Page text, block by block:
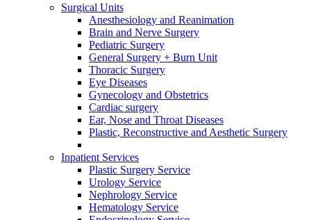
Surgical Units
Anesthesiology and Reanimation
Brain and Nerve Surgery
Pediatric Surgery
General Surgery + Burn Unit
Thoracic Surgery
Eye Diseases
Gynecology and Obstetrics
Cardiac surgery
Ear, Nose and Throat Diseases
Plastic, Reconstructive and Aesthetic Surgery
Inpatient Services
Plastic Surgery Service
Urology Service
Nephrology Service
Hematology Service